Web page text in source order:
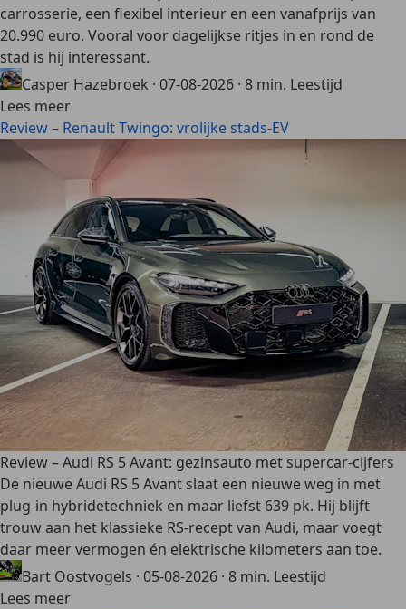
carrosserie, een flexibel interieur en een vanafprijs van
20.990 euro. Vooral voor dagelijkse ritjes in en rond de
stad is hij interessant.
Casper Hazebroek · 07-08-2026 · 8 min. Leestijd
Lees meer
Review – Renault Twingo: vrolijke stads-EV
Review – Audi RS 5 Avant: gezinsauto met supercar-cijfers
De nieuwe Audi RS 5 Avant slaat een nieuwe weg in met
plug-in hybridetechniek en maar liefst 639 pk. Hij blijft
trouw aan het klassieke RS-recept van Audi, maar voegt
daar meer vermogen én elektrische kilometers aan toe.
Bart Oostvogels · 05-08-2026 · 8 min. Leestijd
Lees meer